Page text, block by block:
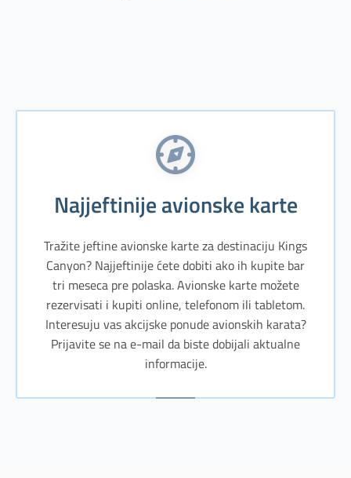
Najjeftinije avionske karte
Tražite jeftine avionske karte za destinaciju Kings
Canyon? Najjeftinije ćete dobiti ako ih kupite bar
tri meseca pre polaska. Avionske karte možete
rezervisati i kupiti online, telefonom ili tabletom.
Interesuju vas akcijske ponude avionskih karata?
Prijavite se na e-mail da biste dobijali aktualne
informacije.